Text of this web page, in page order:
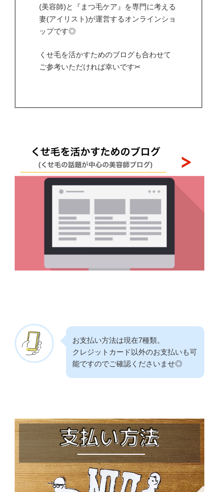
(美容師)と『まつ毛ケア』を専門に考える
妻(アイリスト)が運営するオンラインショ
ップです◎
くせ毛を活かすためのブログも合わせて
ご参考いただければ幸いです✂︎
お支払い方法は現在7種類。
クレジットカード以外のお支払いも可
能ですのでご確認くださいませ◎